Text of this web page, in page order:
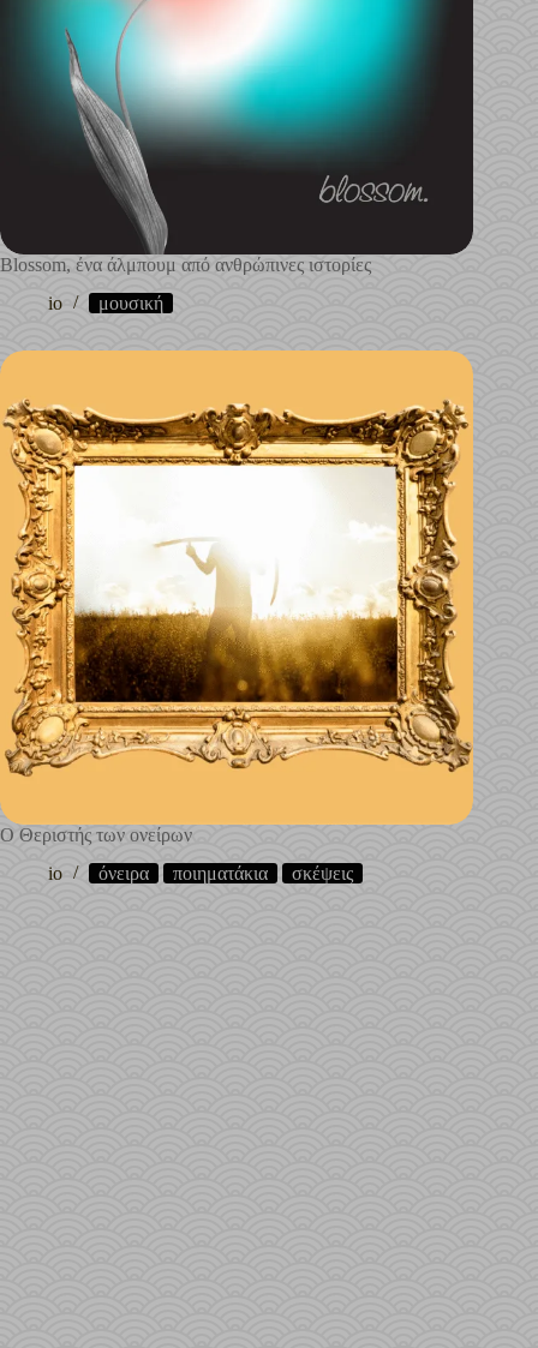
Blossom, ένα άλμπουμ από ανθρώπινες ιστορίες
io
μουσική
Ο Θεριστής των ονείρων
io
όνειρα ποιηματάκια σκέψεις